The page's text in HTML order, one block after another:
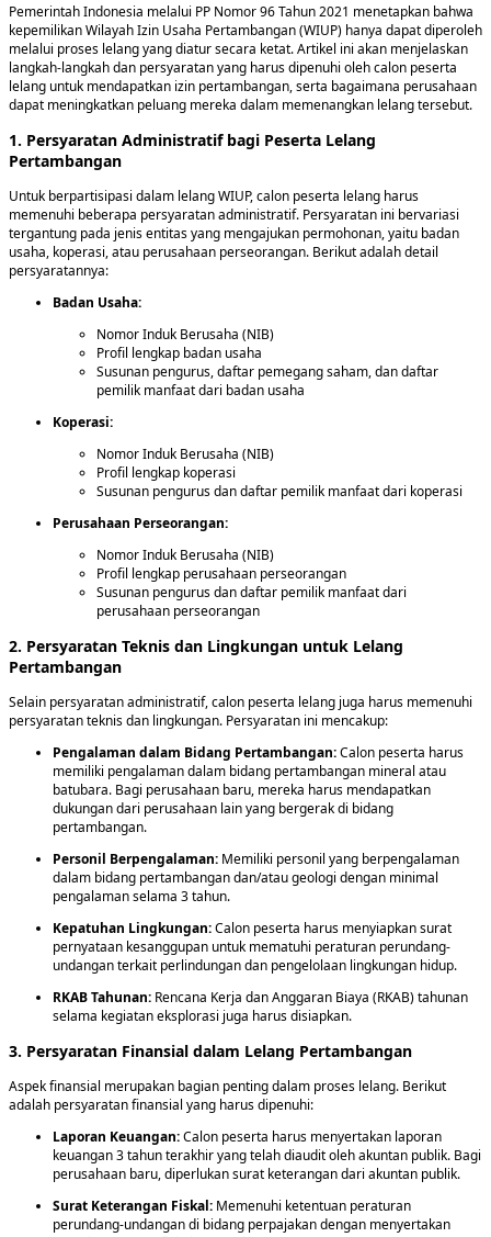
Pemerintah Indonesia melalui PP Nomor 96 Tahun 2021 menetapkan bahwa
kepemilikan Wilayah Izin Usaha Pertambangan (WIUP) hanya dapat diperoleh
melalui proses lelang yang diatur secara ketat. Artikel ini akan menjelaskan
langkah-langkah dan persyaratan yang harus dipenuhi oleh calon peserta
lelang untuk mendapatkan izin pertambangan, serta bagaimana perusahaan
dapat meningkatkan peluang mereka dalam memenangkan lelang tersebut.
1. Persyaratan Administratif bagi Peserta Lelang
Pertambangan
Untuk berpartisipasi dalam lelang WIUP, calon peserta lelang harus
memenuhi beberapa persyaratan administratif. Persyaratan ini bervariasi
tergantung pada jenis entitas yang mengajukan permohonan, yaitu badan
usaha, koperasi, atau perusahaan perseorangan. Berikut adalah detail
persyaratannya:
Badan Usaha:
Nomor Induk Berusaha (NIB)
Profil lengkap badan usaha
Susunan pengurus, daftar pemegang saham, dan daftar
pemilik manfaat dari badan usaha
Koperasi:
Nomor Induk Berusaha (NIB)
Profil lengkap koperasi
Susunan pengurus dan daftar pemilik manfaat dari koperasi
Perusahaan Perseorangan:
Nomor Induk Berusaha (NIB)
Profil lengkap perusahaan perseorangan
Susunan pengurus dan daftar pemilik manfaat dari
perusahaan perseorangan
2. Persyaratan Teknis dan Lingkungan untuk Lelang
Pertambangan
Selain persyaratan administratif, calon peserta lelang juga harus memenuhi
persyaratan teknis dan lingkungan. Persyaratan ini mencakup:
Pengalaman dalam Bidang Pertambangan:Calon peserta harus
memiliki pengalaman dalam bidang pertambangan mineral atau
batubara. Bagi perusahaan baru, mereka harus mendapatkan
dukungan dari perusahaan lain yang bergerak di bidang
pertambangan.
Personil Berpengalaman: Memiliki personil yang berpengalaman
dalam bidang pertambangan dan/atau geologi dengan minimal
pengalaman selama 3 tahun.
Kepatuhan Lingkungan:Calon peserta harus menyiapkan surat
pernyataan kesanggupan untuk mematuhi peraturan perundang-
undangan terkait perlindungan dan pengelolaan lingkungan hidup.
RKAB Tahunan: Rencana Kerja dan Anggaran Biaya (RKAB) tahunan
selama kegiatan eksplorasi juga harus disiapkan.
3. Persyaratan Finansial dalam Lelang Pertambangan
Aspek finansial merupakan bagian penting dalam proses lelang. Berikut
adalah persyaratan finansial yang harus dipenuhi:
Laporan Keuangan:Calon peserta harus menyertakan laporan
keuangan 3 tahun terakhir yang telah diaudit oleh akuntan publik. Bagi
perusahaan baru, diperlukan surat keterangan dari akuntan publik.
Surat Keterangan Fiskal: Memenuhi ketentuan peraturan
perundang-undangan di bidang perpajakan dengan menyertakan